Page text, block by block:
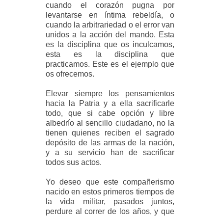
cuando el corazón pugna por
levantarse en íntima rebeldía, o
cuando la arbitrariedad o el error van
unidos a la acción del mando. Esta
es la disciplina que os inculcamos,
esta es la disciplina que
practicamos. Este es el ejemplo que
os ofrecemos.
Elevar siempre los pensamientos
hacia la Patria y a ella sacrificarle
todo, que si cabe opción y libre
albedrío al sencillo ciudadano, no la
tienen quienes reciben el sagrado
depósito de las armas de la nación,
y a su servicio han de sacrificar
todos sus actos.
Yo deseo que este compañerismo
nacido en estos primeros tiempos de
la vida militar, pasados juntos,
perdure al correr de los años, y que